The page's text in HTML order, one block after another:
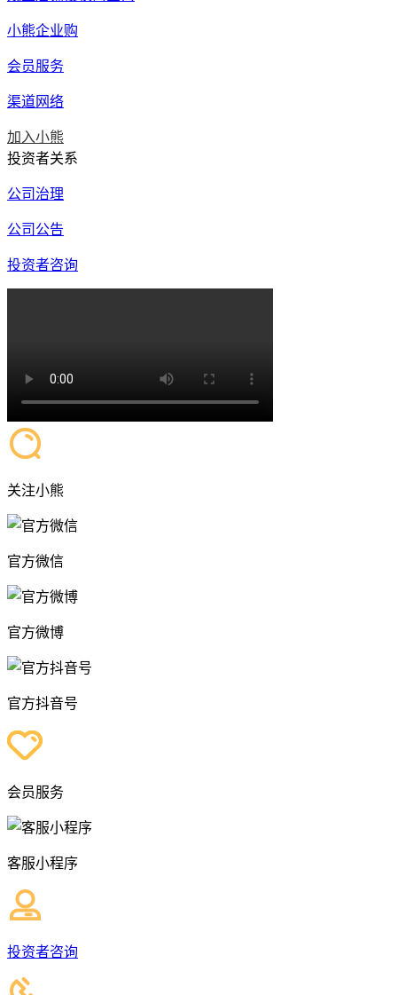
小熊企业购
会员服务
渠道网络
加入小熊
投资者关系
公司治理
公司公告
投资者咨询
关注小熊
官方微信
官方微博
官方抖音号
会员服务
客服小程序
投资者咨询